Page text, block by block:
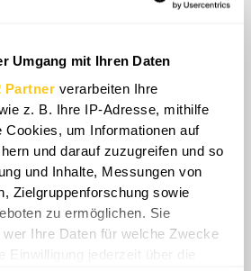
Umgang mit Ihren Daten
Partner verarbeiten Ihre
z. B. Ihre IP-Adresse, mithilfe
Cookies, um Informationen auf
und darauf zuzugreifen und so
und Inhalte, Messungen von
Zielgruppenforschung sowie
zu ermöglichen. Sie
wer Ihre Daten für welche Zwecke
Einwilligung jederzeit über die
anywhere in the world.
hours.
time (4–5 days/week) or